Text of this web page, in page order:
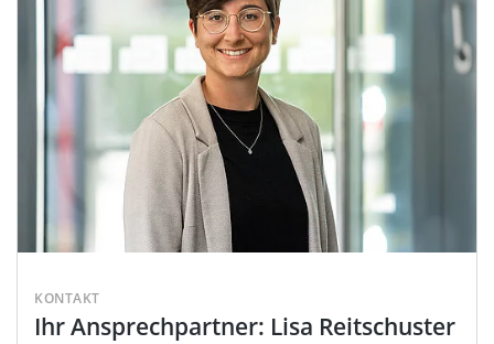
KONTAKT
Ihr Ansprechpartner: Lisa Reitschuster